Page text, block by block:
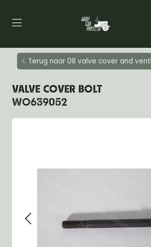
Terug naar 08 valve cover and
VALVE COVER BOLT
WO639052